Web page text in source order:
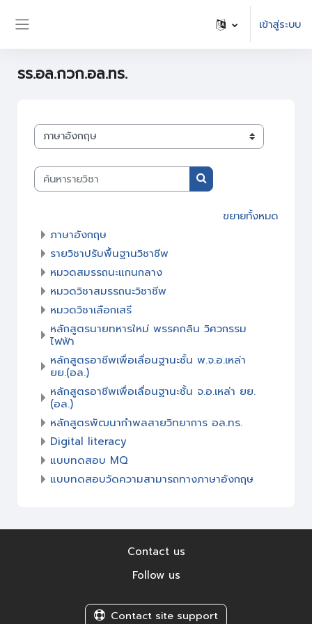
เข้าสู่ระบบ
รร.อล.กวก.อล.ทร.
ประเภทของรายวิชา
ค้นหารายวิชา
ค้นหารายวิชา
ขยายทั้งหมด
ภาษาอังกฤษ
รายวิชาปรับพื้นฐานวิชาชีพ
หมวดสมรรถนะแกนกลาง
หมวดวิชาสมรรถนะวิชาชีพ
หมวดวิชาเลือกเสรี
หลักสูตรนายทหารใหม่ พรรคกลิน วิศวกรรม
ไฟฟ้า
หลักสูตรอาชีพเพื่อเลื่อนฐานะชั้น พ.จ.อ.เหล่า
ยย.(อล.)
หลักสูตรอาชีพเพื่อเลื่อนฐานะชั้น จ.อ.เหล่า ยย.
(อล.)
หลักสูตรพัฒนากำพลสายวิทยาการ อล.ทร.
Digital literacy
แบบทดสอบ MQ
แบบทดสอบวัดความสามารถทางภาษาอังกฤษ
Contact us
Follow us
Contact site support